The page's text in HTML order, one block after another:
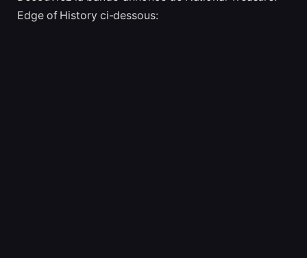
Edge of History ci-dessous: